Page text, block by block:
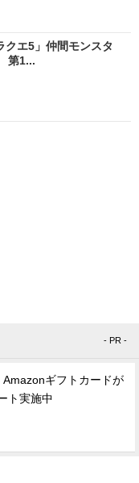
クエ5」仲間モンスタ
第1...
- PR -
Amazonギフトカードが
ト実施中